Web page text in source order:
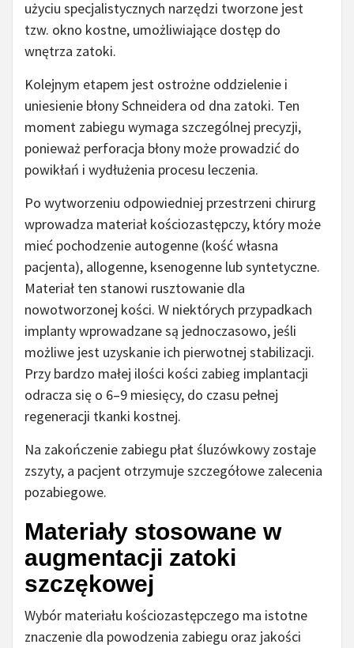
użyciu specjalistycznych narzędzi tworzone jest
tzw. okno kostne, umożliwiające dostęp do
wnętrza zatoki.
Kolejnym etapem jest ostrożne oddzielenie i
uniesienie błony Schneidera od dna zatoki. Ten
moment zabiegu wymaga szczególnej precyzji,
ponieważ perforacja błony może prowadzić do
powikłań i wydłużenia procesu leczenia.
Po wytworzeniu odpowiedniej przestrzeni chirurg
wprowadza materiał kościozastępczy, który może
mieć pochodzenie autogenne (kość własna
pacjenta), allogenne, ksenogenne lub syntetyczne.
Materiał ten stanowi rusztowanie dla
nowotworzonej kości. W niektórych przypadkach
implanty wprowadzane są jednoczasowo, jeśli
możliwe jest uzyskanie ich pierwotnej stabilizacji.
Przy bardzo małej ilości kości zabieg implantacji
odracza się o 6–9 miesięcy, do czasu pełnej
regeneracji tkanki kostnej.
Na zakończenie zabiegu płat śluzówkowy zostaje
zszyty, a pacjent otrzymuje szczegółowe zalecenia
pozabiegowe.
Materiały stosowane w
augmentacji zatoki
szczękowej
Wybór materiału kościozastępczego ma istotne
znaczenie dla powodzenia zabiegu oraz jakości